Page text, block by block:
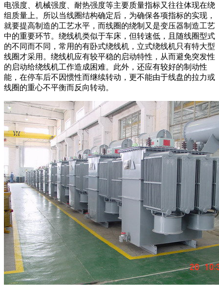
电强度、机械强度、耐热强度等主要质量指标又往往体现在绕
组质量上。所以当线圈结构确定后，为确保各项指标的实现，
就要提高制造的工艺水平，而线圈的绕制又是变压器制造工艺
中的重要环节。绕线机类似于车床，但转速低，且随线圈型式
的不同而不同，常用的有卧式绕线机，立式绕线机只有特大型
线圈才采用。绕线机应有较平稳的启动特性，从而避免突发性
的启动给绕线机工作造成困难。此外，还应有较好的制动性
能，在停车后不因惯性而继续转动，更不能由于线盘的拉力或
线圈的重心不平衡而反向转动。